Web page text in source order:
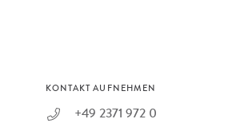
KONTAKT AUFNEHMEN
+49 2371 972 0